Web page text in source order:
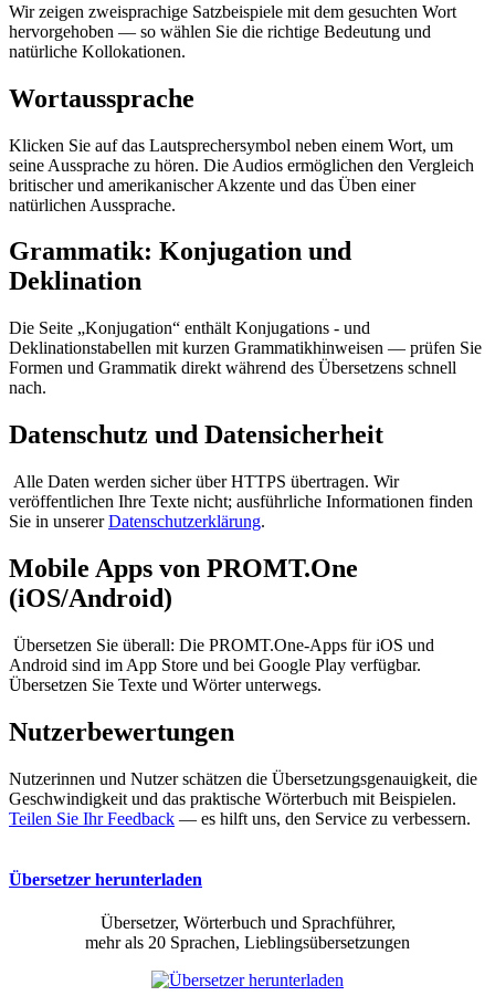
Wir zeigen zweisprachige Satzbeispiele mit dem gesuchten Wort
hervorgehoben — so wählen Sie die richtige Bedeutung und
natürliche Kollokationen.
Wortaussprache
Klicken Sie auf das Lautsprechersymbol neben einem Wort, um
seine Aussprache zu hören. Die Audios ermöglichen den Vergleich
britischer und amerikanischer Akzente und das Üben einer
natürlichen Aussprache.
Grammatik: Konjugation und
Deklination
Die Seite „Konjugation“ enthält Konjugations - und
Deklinationstabellen mit kurzen Grammatikhinweisen — prüfen Sie
Formen und Grammatik direkt während des Übersetzens schnell
nach.
Datenschutz und Datensicherheit
Alle Daten werden sicher über HTTPS übertragen. Wir
veröffentlichen Ihre Texte nicht; ausführliche Informationen finden
Sie in unsererDatenschutzerklärung.
Mobile Apps von PROMT.One
(iOS/Android)
Übersetzen Sie überall: Die PROMT.One-Apps für iOS und
Android sind im App Store und bei Google Play verfügbar.
Übersetzen Sie Texte und Wörter unterwegs.
Nutzerbewertungen
Nutzerinnen und Nutzer schätzen die Übersetzungsgenauigkeit, die
Geschwindigkeit und das praktische Wörterbuch mit Beispielen.
Teilen Sie Ihr Feedback — es hilft uns, den Service zu verbessern.
Übersetzer herunterladen
Übersetzer, Wörterbuch und Sprachführer,
mehr als 20 Sprachen, Lieblingsübersetzungen